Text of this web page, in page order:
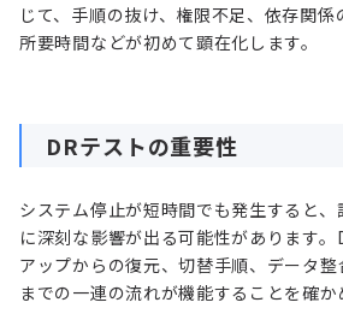
じて、手順の抜け、権限不足、依存関
所要時間などが初めて顕在化します。
DRテストの重要性
システム停止が短時間でも発生すると
に深刻な影響が出る可能性があります
アップからの復元、切替手順、データ
までの一連の流れが機能することを確か